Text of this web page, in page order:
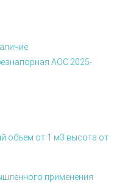
АОС 2025-
объем от 1 м3 высота от
применения